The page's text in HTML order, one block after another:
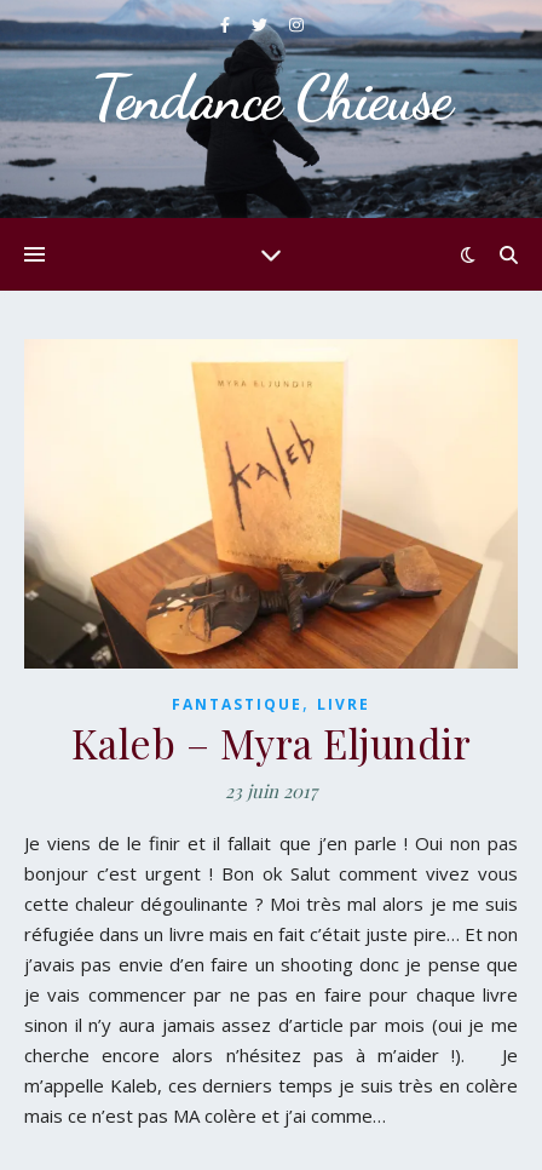
Tendance Chieuse
FANTASTIQUE , LIVRE
Kaleb – Myra Eljundir
23 juin 2017
Je viens de le finir et il fallait que j’en parle ! Oui non pas
bonjour c’est urgent ! Bon ok Salut comment vivez vous
cette chaleur dégoulinante ? Moi très mal alors je me suis
réfugiée dans un livre mais en fait c’était juste pire… Et non
j’avais pas envie d’en faire un shooting donc je pense que
je vais commencer par ne pas en faire pour chaque livre
sinon il n’y aura jamais assez d’article par mois (oui je me
cherche encore alors n’hésitez pas à m’aider !). Je
m’appelle Kaleb, ces derniers temps je suis très en colère
mais ce n’est pas MA colère et j’ai comme…